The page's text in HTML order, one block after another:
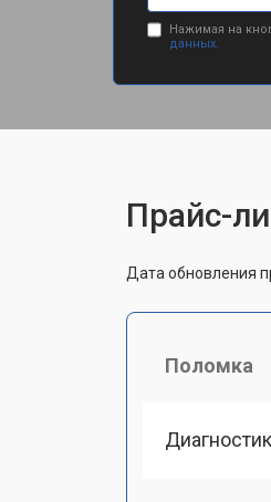
Нажимая на
данных.
Прайс-
Дата обновления
Поломка